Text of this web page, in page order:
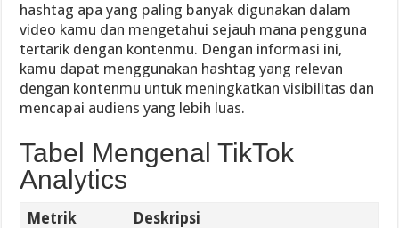
hashtag apa yang paling banyak digunakan dalam
video kamu dan mengetahui sejauh mana pengguna
tertarik dengan kontenmu. Dengan informasi ini,
kamu dapat menggunakan hashtag yang relevan
dengan kontenmu untuk meningkatkan visibilitas dan
mencapai audiens yang lebih luas.
Tabel Mengenal TikTok
Analytics
Metrik
Deskripsi